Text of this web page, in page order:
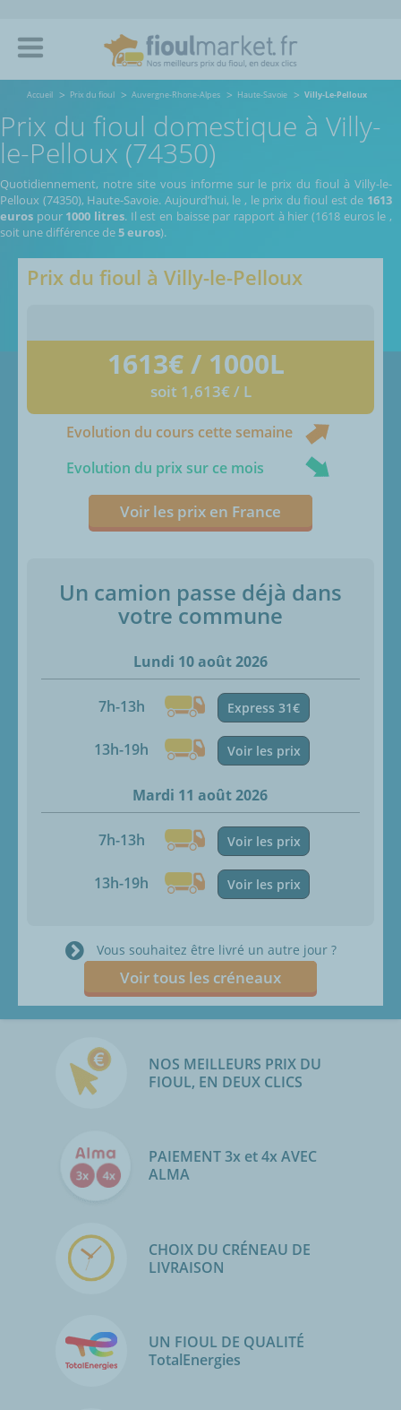
Accueil Prix du fioul Auvergne-Rhone-Alpes Haute-Savoie Villy-Le-Pelloux
Prix du fioul domestique à Villy-
le-Pelloux (74350)
Quotidiennement, notre site vous informe sur le prix du fioul à Villy-le-
Pelloux (74350), Haute-Savoie. Aujourd’hui, le , le prix du fioul est de 1613
euros pour 1000 litres. Il est en baisse par rapport à hier (1618 euros le,
soit une différence de5 euros).
Prix du fioul à Villy-le-Pelloux
1613€ / 1000L
soit 1,613€ / L
Evolution du cours cette semaine
Evolution du prix sur ce mois
Voir les prix en France
Un camion passe déjà dans
votre commune
Lundi 10 août 2026
7h-13h Express 31€
13h-19h Voir les prix
Mardi 11 août 2026
7h-13h Voir les prix
13h-19h Voir les prix
Vous souhaitez être livré un autre jour ?
Voir tous les créneaux
NOS MEILLEURS PRIX DU
FIOUL, EN DEUX CLICS
PAIEMENT 3x et 4x AVEC
ALMA
CHOIX DU CRÉNEAU DE
LIVRAISON
UN FIOUL DE QUALITÉ
TotalEnergies